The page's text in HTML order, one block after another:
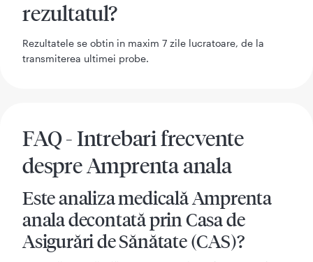
rezultatul?
Rezultatele se obtin in maxim 7 zile lucratoare, de la
transmiterea ultimei probe.
FAQ - Intrebari frecvente
despre Amprenta anala
Este analiza medicală Amprenta
anala decontată prin Casa de
Asigurări de Sănătate (CAS)?